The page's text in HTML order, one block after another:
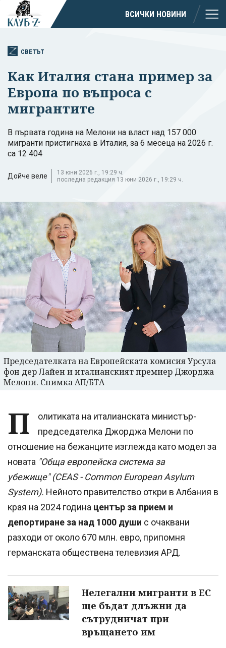
ВСИЧКИ НОВИНИ
СВЕТЪТ
Как Италия стана пример за
Европа по въпроса с
мигрантите
В първата година на Мелони на власт над 157 000
мигранти пристигнаха в Италия, за 6 месеца на 2026 г.
са 12 404
Дойче веле
13 юни 2026 г., 19:29 ч.
последна редакция 13 юни 2026 г., 19:29 ч.
Председателката на Европейската комисия Урсула
фон дер Лайен и италианският премиер Джорджа
Мелони. Снимка АП/БТА
П
олитиката на италианската министър-
председателка Джорджа Мелони по
отношение на бежанците изглежда като модел за
новата "Обща европейска система за
убежище" (CEAS - Common European Asylum
System). Нейното правителство откри в Албания в
края на 2024 година център за прием и
депортиране за над 1000 души с очаквани
разходи от около 670 млн. евро, припомня
германската обществена телевизия АРД.
Нелегални мигранти в ЕС
ще бъдат длъжни да
сътрудничат при
връщането им